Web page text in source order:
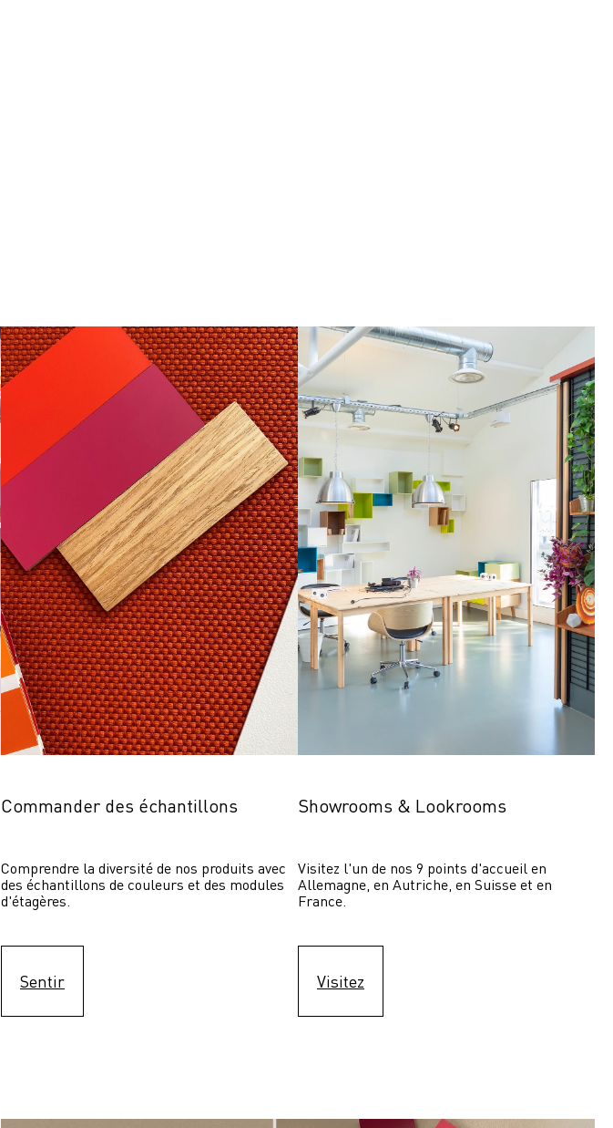
Commander des échantillons
Comprendre la diversité de nos produits avec
des échantillons de couleurs et des modules
d'étagères.
Sentir
Showrooms & Lookrooms
Visitez l'un de nos 9 points d'accueil en
Allemagne, en Autriche, en Suisse et en
France.
Visitez